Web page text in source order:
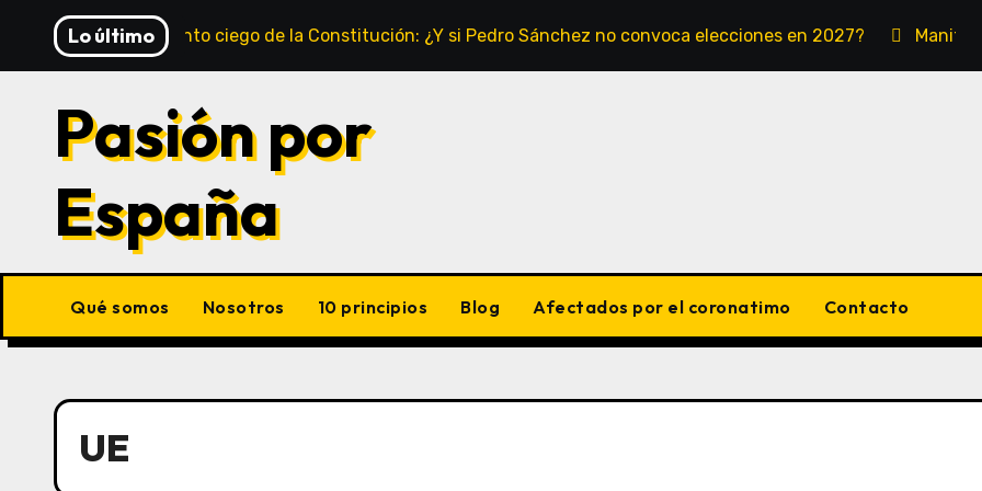
contenido
Lo último
El puto punto ciego de la Constitución: ¿Y si Pedro Sánchez no convoca elecciones en 2027?
Pasión por
España
Qué somos Nosotros 10 principios Blog Afectados por el coronatimo Contacto
UE